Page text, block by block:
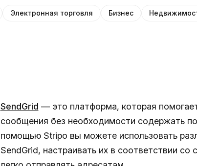
Электронная торговля Бизнес
SendGrid — это платформа, которая
сообщения без необходимости содержать
помощью Stripo вы можете использовать
SendGrid, настраивать их в соответствии со